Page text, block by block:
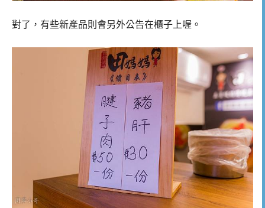
對了，有些新產品則會另外公告在櫃子上喔。